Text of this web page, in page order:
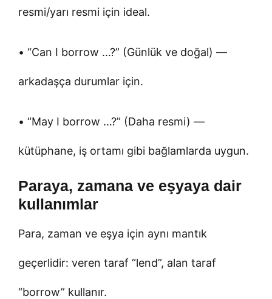
resmi/yarı resmi için ideal.
• “Can I borrow …?” (Günlük ve doğal) —
arkadaşça durumlar için.
• “May I borrow …?” (Daha resmi) —
kütüphane, iş ortamı gibi bağlamlarda uygun.
Paraya, zamana ve eşyaya dair
kullanımlar
Para, zaman ve eşya için aynı mantık
geçerlidir: veren taraf “lend”, alan taraf
“borrow” kullanır.